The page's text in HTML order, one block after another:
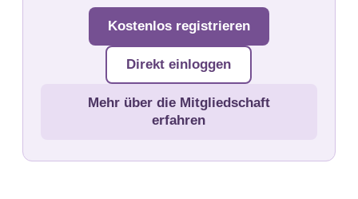
Kostenlos registrieren
Direkt einloggen
Mehr über die Mitgliedschaft
erfahren